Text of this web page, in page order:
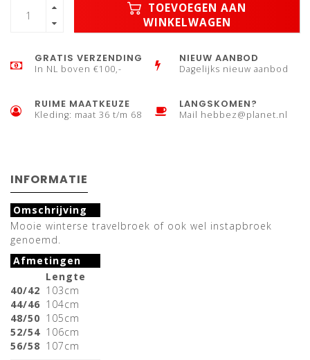
TOEVOEGEN AAN
WINKELWAGEN
GRATIS VERZENDING
In NL boven €100,-
NIEUW AANBOD
Dagelijks nieuw aanbod
RUIME MAATKEUZE
Kleding: maat 36 t/m 68
LANGSKOMEN?
Mail hebbez@planet.nl
INFORMATIE
Omschrijving
Mooie winterse travelbroek of ook wel instapbroek
genoemd.
Afmetingen
Lengte
40/42 103cm
44/46 104cm
48/50 105cm
52/54 106cm
56/58 107cm